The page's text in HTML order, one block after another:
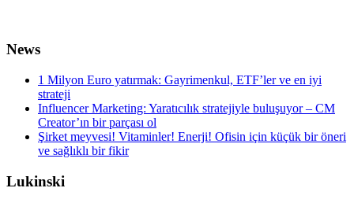
News
1 Milyon Euro yatırmak: Gayrimenkul, ETF’ler ve en iyi
strateji
Influencer Marketing: Yaratıcılık stratejiyle buluşuyor – CM
Creator’ın bir parçası ol
Şirket meyvesi! Vitaminler! Enerji! Ofisin için küçük bir öneri
ve sağlıklı bir fikir
Lukinski